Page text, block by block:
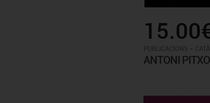
-
ANTONI